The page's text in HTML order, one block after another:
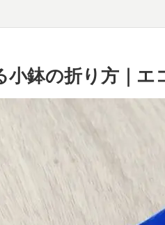
鉢の折り方｜エ